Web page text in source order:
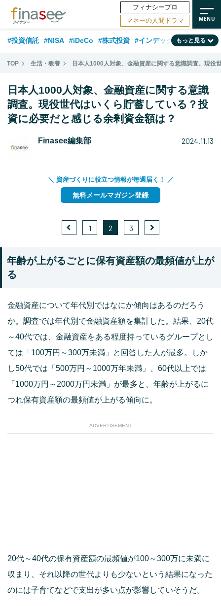
フィナシープロ
マネーの人間ドラマ
#投資信託 #NISA #iDeCo #株式投資 #インデックスファンド
#相談事例 #相続・贈与 #FP #新NISA #ランキング #日本株
#フィナンシャル・ウェルビーイング #老後 #金融用語解説
#データ・調査 #資産運用業界 #海外事情 #国内株式型
もっと見る
TOP 生活・教養 日本人1000人対象、金融資産に関する意識調査。現役
日本人1000人対象、金融資産に関する意識
調査。現役世代はいくら貯蓄している？投
資に必要だと感じる余剰資金額は？
Finasee編集部 2024.11.13
＼ 資産づくりに役立つ情報が毎週届く！ ／
無料メールマガジン登録
1 2 3
年齢が上がるごとに保有資産額の最頻値が上が
る
金融資産について年代別ではなにか傾向はあるのだろう
か。調査では年代別で金融資産額を集計した。結果、20代
～40代では、金融資産をある程度持っているグループとし
ては「100万円～300万未満」と回答した人が最多。しか
し50代では「500万円～1000万年未満」、60代以上では
「1000万円～2000万円未満」が最多と、年齢が上がるに
つれ保有資産額の最頻値が上がる傾向に。
ADVERTISEMENT
20代～40代の保有資産額の最頻値が100～300万に未満に
収まり、それ以降の世代よりも少ないという結果になった
のには子育てなどで支出が多い点が影響していそうだ。